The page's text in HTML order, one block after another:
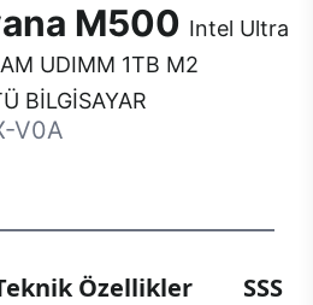
M500 Intel Ultra
UDIMM 1TB M2
BİLGİSAYAR
V0A
Özellikler SSS